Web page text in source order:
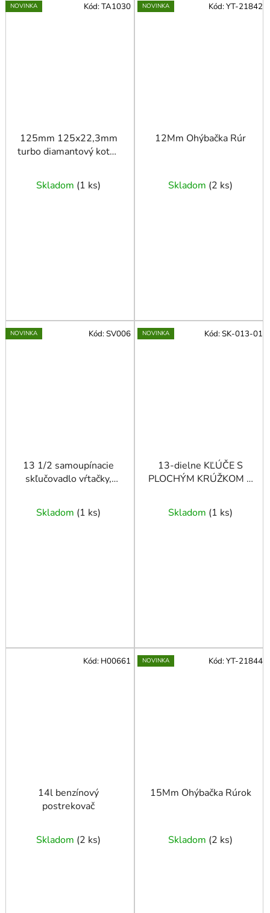
NOVINKA
125mm 125x22,3mm
turbo diamantový kotúč
kameňa
Skladom (1 ks)
Kód:TA1030 NOVINKA
12Mm Ohýbačka Rúr
Skladom (2 ks)
Kód:YT-21842
NOVINKA
13 1/2 samoupínacie
skľučovadlo vŕtačky,
plast
Skladom (1 ks)
Kód:SV006 NOVINKA
13-dielne KĽÚČE S
PLOCHÝM KRÚŽKOM S
ZLOMENÉ 8 mm - 32
mm
Skladom (1 ks)
Kód:SK-013-01
14l benzínový
postrekovač
Skladom (2 ks)
Kód: H00661 NOVINKA
15Mm Ohýbačka Rúrok
Skladom (2 ks)
Kód:YT-21844